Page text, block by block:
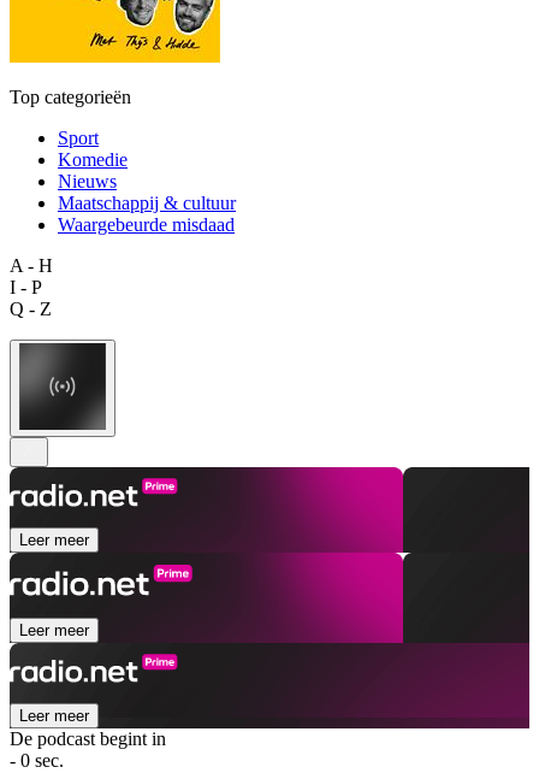
Top categorieën
Sport
Komedie
Nieuws
Maatschappij & cultuur
Waargebeurde misdaad
A - H
I - P
Q - Z
Leer meer
Leer meer
Leer meer
De podcast begint in
- 0 sec.